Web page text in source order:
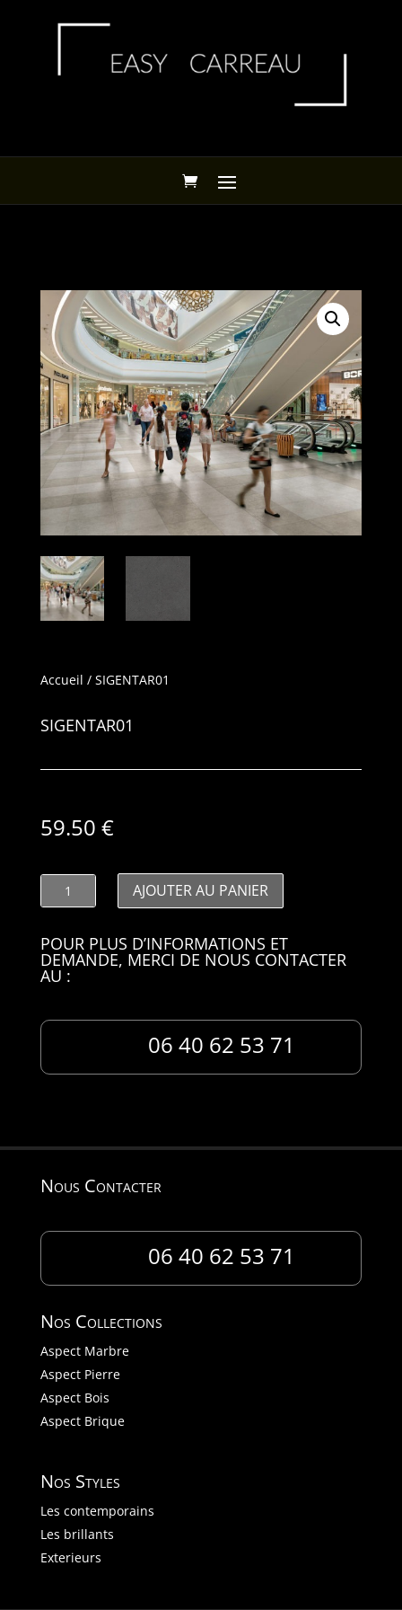
Accueil / SIGENTAR01
SIGENTAR01
59.50 €
quantité
de
AJOUTER AU PANIER
POUR PLUS D’INFORMATIONS ET
DEMANDE, MERCI DE NOUS CONTACTER
AU :
06 40 62 53 71
Nous Contacter
06 40 62 53 71
Nos Collections
Aspect Marbre
Aspect Pierre
Aspect Bois
Aspect Brique
Nos Styles
Les contemporains
Les brillants
Exterieurs